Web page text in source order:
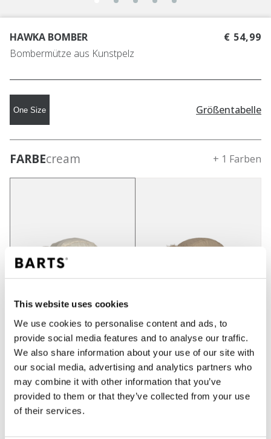
This website uses cookies
We use cookies to personalise content and ads, to
provide social media features and to analyse our traffic.
We also share information about your use of our site with
our social media, advertising and analytics partners who
may combine it with other information that you’ve
provided to them or that they’ve collected from your use
of their services.
HAWKA BOMBER
Bombermütze aus Kunstpelz
€ 54,99
One Size Größentabelle
FARBEcream + 1 Farben